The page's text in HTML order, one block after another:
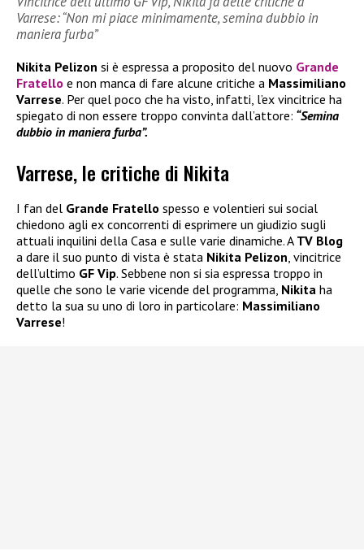
Varrese: “Non mi piace minimamente, semina dubbio in
maniera furba”
Nikita Pelizon si è espressa a proposito del nuovo Grande
Fratello e non manca di fare alcune critiche a Massimiliano
Varrese. Per quel poco che ha visto, infatti, l’ex vincitrice ha
spiegato di non essere troppo convinta dall’attore: “Semina
dubbio in maniera furba”.
Varrese, le critiche di Nikita
I fan del Grande Fratello spesso e volentieri sui social
chiedono agli ex concorrenti di esprimere un giudizio sugli
attuali inquilini della Casa e sulle varie dinamiche. A TV Blog
a dare il suo punto di vista è stata Nikita Pelizon , vincitrice
dell’ultimo GF Vip. Sebbene non si sia espressa troppo in
quelle che sono le varie vicende del programma, Nikita ha
detto la sua su uno di loro in particolare: Massimiliano
Varrese!